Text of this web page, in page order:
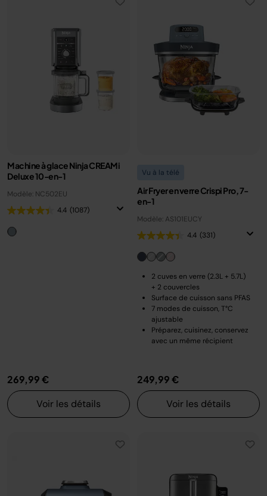
Machine à glace Ninja CREAMi
Deluxe 10-en-1
Modèle: NC502EU
4.4 (1087)
269,99 €
Voir les détails
Vu à la télé
Air Fryer en verre Crispi Pro, 7-
en-1
Modèle: AS101EUCY
4.4 (331)
2 cuves en verre (2.3L + 5.7L)
+ 2 couvercles
Surface de cuisson sans PFAS
7 modes de cuisson, T°C
ajustable
Préparez, cuisinez, conservez
avec un même récipient
249,99 €
Voir les détails